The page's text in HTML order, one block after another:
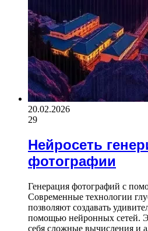
20.02.2026
29
Нейросеть
фотографии
Генерация фотографий с
Современные технологии
позволяют создавать
помощью нейронных сетей.
себя сложные вычисления и